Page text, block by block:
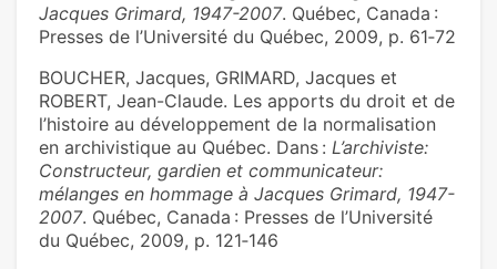
Jacques Grimard, 1947-2007. Québec, Canada :
Presses de l’Université du Québec, 2009, p. 61‑72
BOUCHER, Jacques, GRIMARD, Jacques et
ROBERT, Jean-Claude. Les apports du droit et de
l’histoire au développement de la normalisation
en archivistique au Québec. Dans : L’archiviste:
Constructeur, gardien et communicateur:
mélanges en hommage à Jacques Grimard, 1947-
2007. Québec, Canada : Presses de l’Université
du Québec, 2009, p. 121‑146